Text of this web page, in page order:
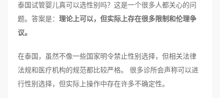
泰国试管婴儿真可以选性别吗？这是一个很多人都关心的问
题。答案是： 理论上可以，但实际上存在很多限制和伦理争
议。
在泰国，虽然不像一些国家明令禁止性别选择，但相关法律
法规和医疗机构的规范都比较严格。 很多诊所会声称可以进
行性别选择，但实际上操作中存在许多不确定性。